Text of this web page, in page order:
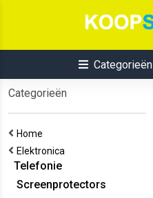
Categorieën
Categorieën
Home
Elektronica
Telefonie
Screenprotectors